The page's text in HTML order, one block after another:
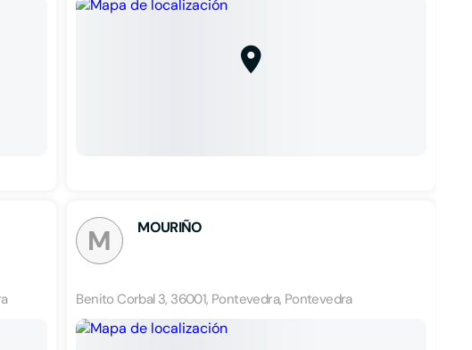
M MOURIÑO
Benito Corbal 3, 36001, Pontevedra, Pontevedra